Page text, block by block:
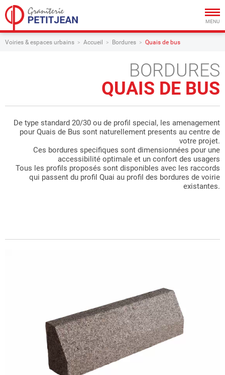
MENU
Voiries & espaces urbains Accueil Bordures Quais de bus
BORDURES
QUAIS DE BUS
De type standard 20/30 ou de profil special, les amenagement
pour Quais de Bus sont naturellement presents au centre de
votre projet.
Ces bordures specifiques sont dimensionnées pour une
accessibilité optimale et un confort des usagers
Tous les profils proposés sont disponibles avec les raccords
qui passent du profil Quai au profil des bordures de voirie
existantes.